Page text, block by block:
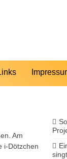
Am
i-Dötzchen